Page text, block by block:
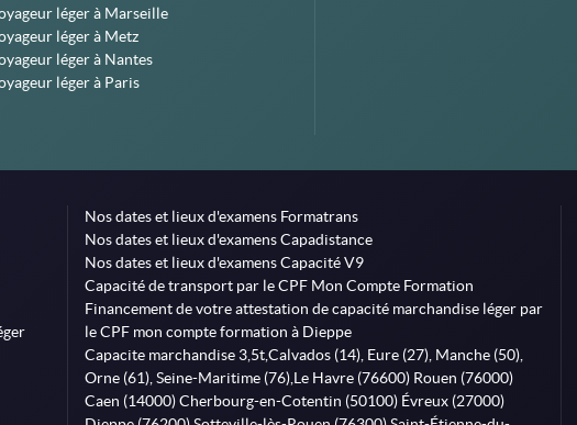
léger à Marseille
léger à Metz
léger à Nantes
léger à Paris
Nos dates et lieux d'examens Formatrans
Nos dates et lieux d'examens Capadistance
Nos dates et lieux d'examens Capacité V9
Capacité de transport par le CPF Mon Compte Formation
Financement de votre attestation de capacité marchandise léger par
le CPF mon compte formation à Dieppe
Capacite marchandise 3,5t,Calvados (14), Eure (27), Manche (50),
Orne (61), Seine-Maritime (76),Le Havre (76600) Rouen (76000)
Caen (14000) Cherbourg-en-Cotentin (50100) Évreux (27000)